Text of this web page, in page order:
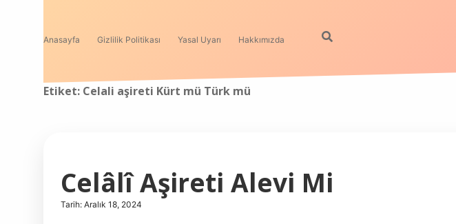
Anasayfa Gizlilik Politikası Yasal Uyarı Hakkımızda
Etiket: Celali aşireti Kürt mü Türk mü
Celâlî Aşireti Alevi Mi
Tarih: Aralık 18, 2024